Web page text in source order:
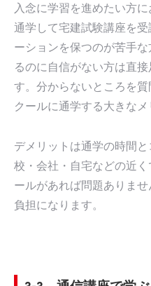
入念に学習を進めたい方
通学して宅建試験講座を
ーションを保つのが苦手
るのに自信がない方は直
す。分からないところを
クールに通学する大きなメ
デメリットは通学の時間
校・会社・自宅などの近
ールがあれば問題ありま
負担になります。